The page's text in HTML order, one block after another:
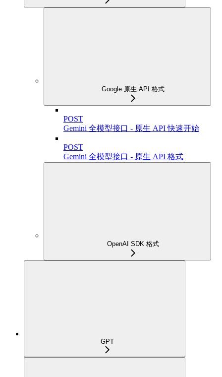
Google 原生 API 格式
POST
Gemini 全模型接口 - 原生 API 快速开始
POST
Gemini 全模型接口 - 原生 API 格式
OpenAI SDK 格式
GPT